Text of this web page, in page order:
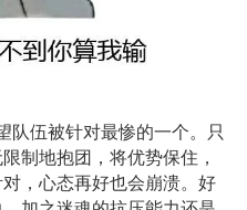
队伍被针对最惨的一个。只
制地抱团，将优势保住，
，心态再好也会崩溃。好